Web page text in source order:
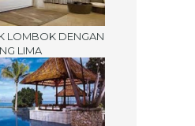
LOMBOK DENGAN
LIMA